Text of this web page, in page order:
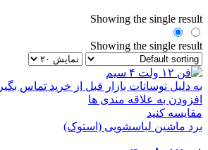
Showing the single result
Showing the single result
به دلیل نوسانات بازار قبل از خرید تماس
افزودن به علاقه مندی ها
مقایسه کنید
برد ماشین لباسشویی (استوک)